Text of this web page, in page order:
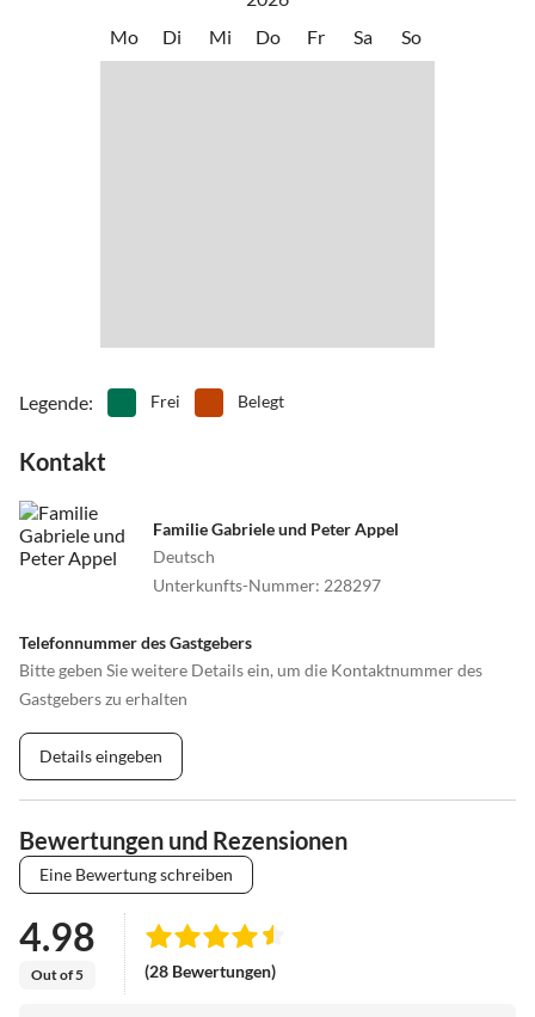
sind es etwa 40 Km. Nutzen Sie bitte auch unsere App.
Bahnhof abholen. Das muss aber telefonisch abgesprochen
Mo
Di Mi Do Fr Sa So
Legende: Frei Belegt
Kontakt
Familie Gabriele und Peter Appel
Deutsch
Unterkunfts-Nummer: 228297
Telefonnummer des Gastgebers
Bitte geben Sie weitere Details ein, um die Kontaktnummer des
Gastgebers zu erhalten
Details eingeben
Bewertungen und Rezensionen
Eine Bewertung schreiben
4.98
Out of 5 (28 Bewertungen)